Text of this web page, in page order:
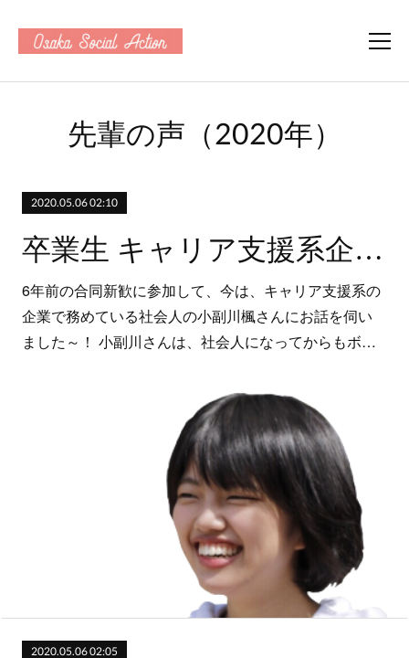
先輩の声（2020年）
2020.05.06 02:10
卒業生 キャリア支援系企業勤務2年目（ハッピーアースデイ大阪）
6年前の合同新歓に参加して、今は、キャリア支援系の
企業で務めている社会人の小副川楓さんにお話を伺い
ました～！ 小副川さんは、社会人になってからもボ…
2020.05.06 02:05